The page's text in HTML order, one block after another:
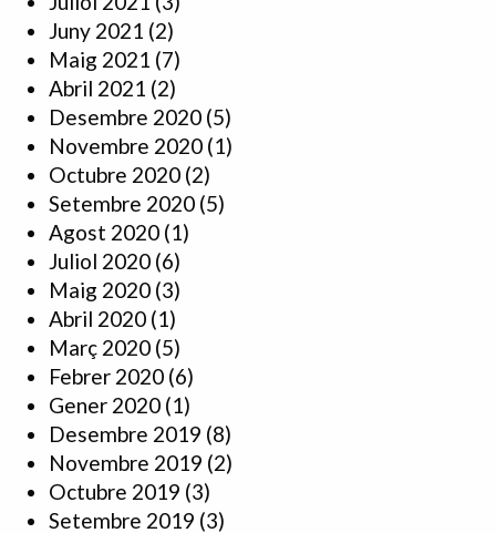
Juny 2021 (2)
Maig 2021 (7)
Abril 2021 (2)
Desembre 2020 (5)
Novembre 2020 (1)
Octubre 2020 (2)
Setembre 2020 (5)
Agost 2020 (1)
Juliol 2020 (6)
Maig 2020 (3)
Abril 2020 (1)
Març 2020 (5)
Febrer 2020 (6)
Gener 2020 (1)
Desembre 2019 (8)
Novembre 2019 (2)
Octubre 2019 (3)
Setembre 2019 (3)